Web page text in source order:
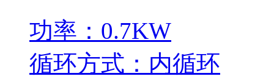
功率：0.7KW
循环方式：内循环